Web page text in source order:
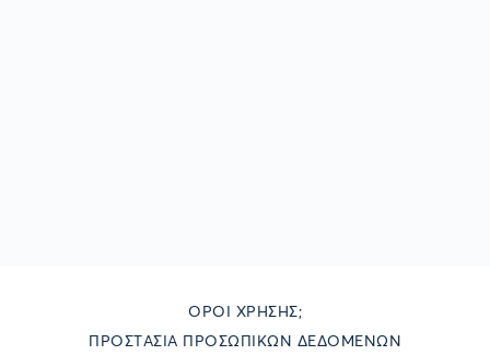
ΌΡΟΙ ΧΡΉΣΗΣ;
ΠΡΟΣΤΑΣΊΑ ΠΡΟΣΩΠΙΚΏΝ ΔΕΔΟΜΈΝΩΝ